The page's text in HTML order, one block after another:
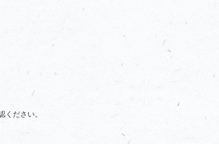
ださい。